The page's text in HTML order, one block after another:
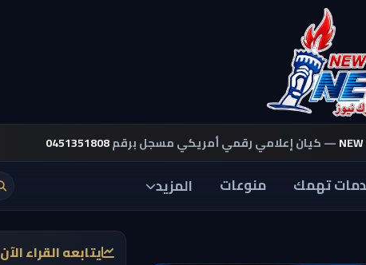
— كيان إعلامي رقمي أمريكي مسجل برقم0451351808
تهمك منوعات المزيد
يتابعه القراء الآن